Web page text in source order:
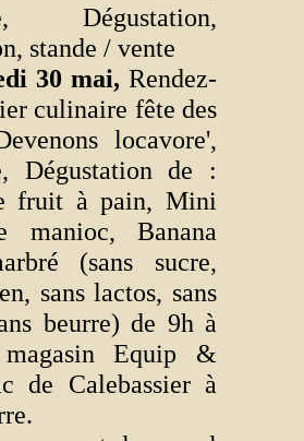
Dégustation,
stande / vente
30 mai, Rendez-
culinaire fête des
locavore',
Dégustation de :
fruit à pain, Mini
manioc, Banana
(sans sucre,
sans lactos, sans
beurre) de 9h à
Equip &
de Calebassier à